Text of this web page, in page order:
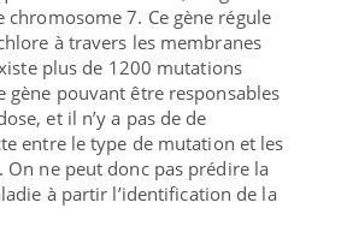
chromosome 7. Ce gène régule
à travers les membranes
plus de 1200 mutations
gène pouvant être responsables
et il n’y a pas de de
entre le type de mutation et les
On ne peut donc pas prédire la
à partir l’identification de la